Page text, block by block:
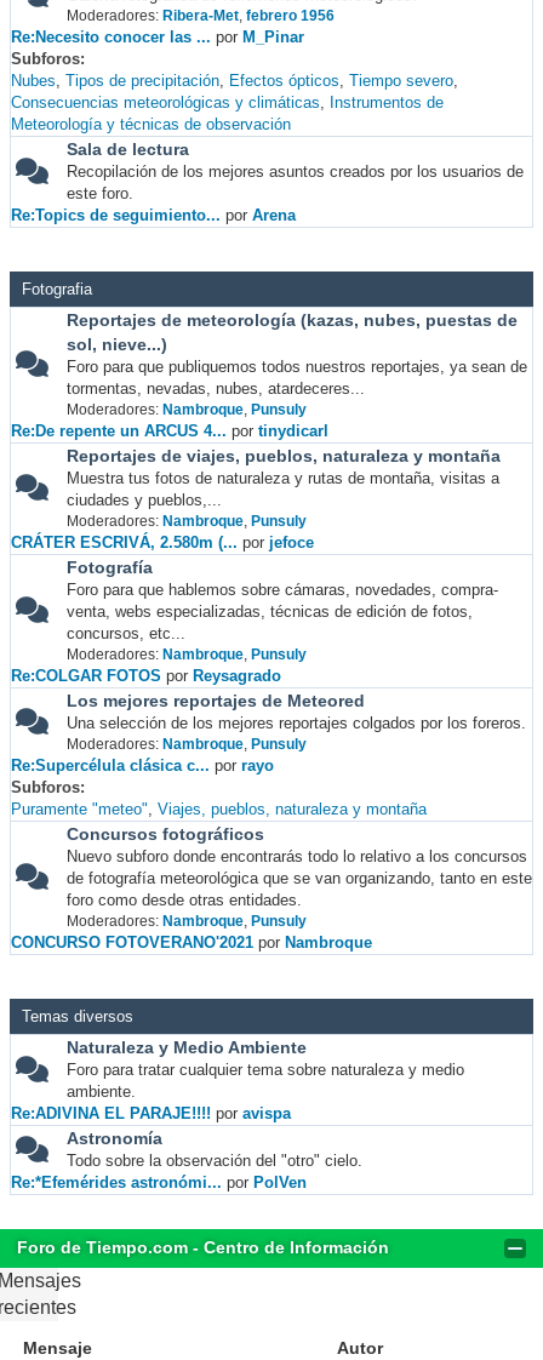
Moderadores: Ribera-Met, febrero 1956
Re:Necesito conocer las ... por M_Pinar
Subforos
Nubes Tipos de precipitación Efectos ópticos Tiempo severo
Consecuencias meteorológicas y climáticas
Instrumentos de
Meteorología y técnicas de observación
Sala de lectura
Recopilación de los mejores asuntos creados por los usuarios de
este foro.
Re:Topics de seguimiento... por Arena
Fotografia
Reportajes de meteorología (kazas, nubes, puestas de
sol, nieve...)
Foro para que publiquemos todos nuestros reportajes, ya sean de
tormentas, nevadas, nubes, atardeceres...
Moderadores: Nambroque, Punsuly
Re:De repente un ARCUS 4... por tinydicarl
Reportajes de viajes, pueblos, naturaleza y montaña
Muestra tus fotos de naturaleza y rutas de montaña, visitas a
ciudades y pueblos,...
Moderadores: Nambroque, Punsuly
CRÁTER ESCRIVÁ, 2.580m (... por jefoce
Fotografía
Foro para que hablemos sobre cámaras, novedades, compra-
venta, webs especializadas, técnicas de edición de fotos,
concursos, etc...
Moderadores: Nambroque, Punsuly
Re:COLGAR FOTOS por Reysagrado
Los mejores reportajes de Meteored
Una selección de los mejores reportajes colgados por los foreros.
Moderadores: Nambroque, Punsuly
Re:Supercélula clásica c... por rayo
Subforos
Puramente "meteo" Viajes, pueblos, naturaleza y montaña
Concursos fotográficos
Nuevo subforo donde encontrarás todo lo relativo a los concursos
de fotografía meteorológica que se van organizando, tanto en este
foro como desde otras entidades.
Moderadores: Nambroque, Punsuly
CONCURSO FOTOVERANO'2021 por Nambroque
Temas diversos
Naturaleza y Medio Ambiente
Foro para tratar cualquier tema sobre naturaleza y medio
ambiente.
Re:ADIVINA EL PARAJE!!!! por avispa
Astronomía
Todo sobre la observación del "otro" cielo.
Re:*Efemérides astronómi... por PolVen
Foro de Tiempo.com - Centro de Información
Mensaje Autor